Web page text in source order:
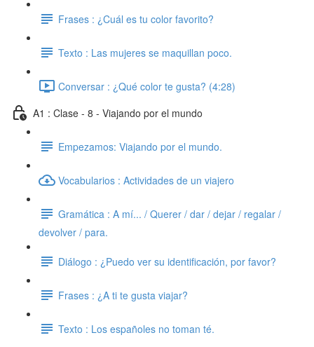
Frases : ¿Cuál es tu color favorito?
Texto : Las mujeres se maquillan poco.
Conversar : ¿Qué color te gusta? (4:28)
A1 : Clase - 8 - Viajando por el mundo
Empezamos: Viajando por el mundo.
Vocabularios : Actividades de un viajero
Gramática : A mí... / Querer / dar / dejar / regalar /
devolver / para.
Diálogo : ¿Puedo ver su identificación, por favor?
Frases : ¿A ti te gusta viajar?
Texto : Los españoles no toman té.